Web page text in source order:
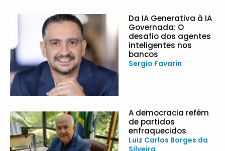
Da IA Generativa à IA
Governada: O
desafio dos agentes
inteligentes nos
bancos
Sergio Favarin
A democracia refém
de partidos
enfraquecidos
Luiz Carlos Borges da